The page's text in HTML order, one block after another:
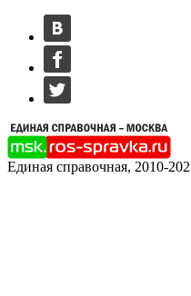
Единая справочная, 2010-